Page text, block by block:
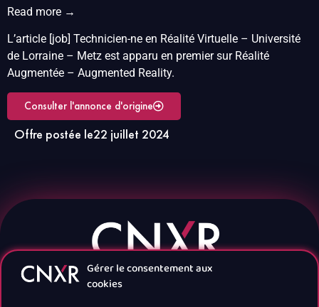
Gérer le consentement aux
cookies
Read more →
L’article [job] Technicien-ne en Réalité Virtuelle – Université
de Lorraine – Metz est apparu en premier sur Réalité
Augmentée – Augmented Reality.
Consulter l'annonce d'origine
Offre postée le22 juillet 2024